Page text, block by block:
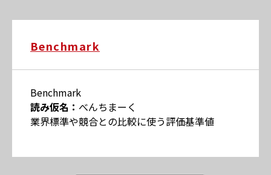
Benchmark
Benchmark
読み仮名： べんちまーく
業界標準や競合との比較に使う評価基準値